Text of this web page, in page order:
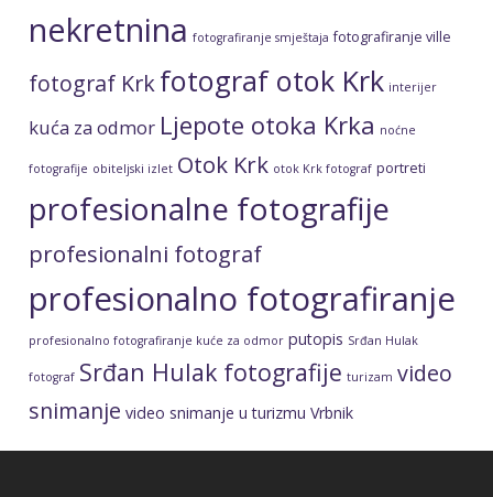
nekretnina fotografiranje smještaja fotografiranje ville
fotograf Krkfotograf otok Krk interijer
kuća za odmor Ljepote otoka Krka noćne
fotografije obiteljski izlet Otok Krk otok Krk fotograf portreti
profesionalne fotografije
profesionalni fotograf
profesionalno fotografiranje
profesionalno fotografiranje kuće za odmor putopis Srđan Hulak
fotograf Srđan Hulak fotografije turizam video
snimanje video snimanje u turizmu Vrbnik